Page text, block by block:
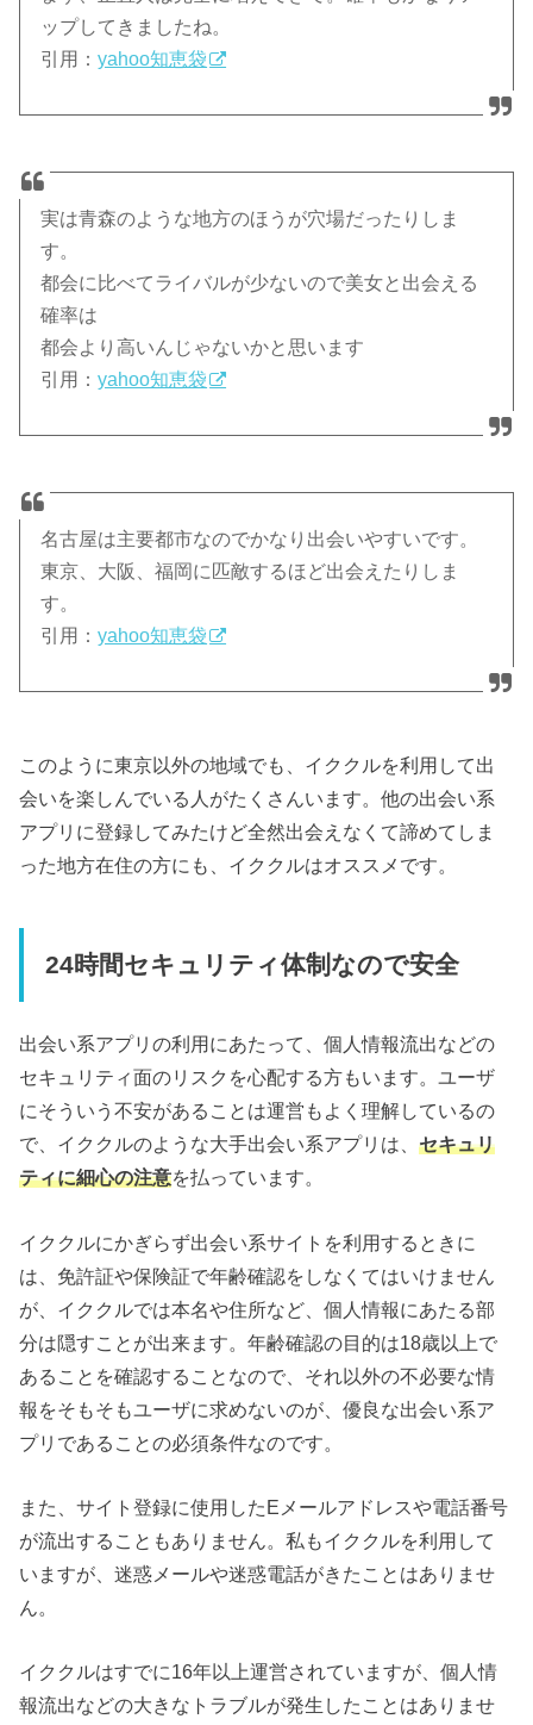
ップしてきましたね。
引用：yahoo知恵袋
実は青森のような地方のほうが穴場だったりしま
す。
都会に比べてライバルが少ないので美女と出会える
確率は
都会より高いんじゃないかと思います
引用：yahoo知恵袋
名古屋は主要都市なのでかなり出会いやすいです。
東京、大阪、福岡に匹敵するほど出会えたりしま
す。
引用：yahoo知恵袋
このように東京以外の地域でも、イククルを利用して出
会いを楽しんでいる人がたくさんいます。他の出会い系
アプリに登録してみたけど全然出会えなくて諦めてしま
った地方在住の方にも、イククルはオススメです。
24時間セキュリティ体制なので安全
出会い系アプリの利用にあたって、個人情報流出などの
セキュリティ面のリスクを心配する方もいます。ユーザ
にそういう不安があることは運営もよく理解しているの
で、イククルのような大手出会い系アプリは、セキュリ
ティに細心の注意を払っています。
イククルにかぎらず出会い系サイトを利用するときに
は、免許証や保険証で年齢確認をしなくてはいけません
が、イククルでは本名や住所など、個人情報にあたる部
分は隠すことが出来ます。年齢確認の目的は18歳以上で
あることを確認することなので、それ以外の不必要な情
報をそもそもユーザに求めないのが、優良な出会い系ア
プリであることの必須条件なのです。
また、サイト登録に使用したEメールアドレスや電話番号
が流出することもありません。私もイククルを利用して
いますが、迷惑メールや迷惑電話がきたことはありませ
ん。
イククルはすでに16年以上運営されていますが、個人情
報流出などの大きなトラブルが発生したことはありませ